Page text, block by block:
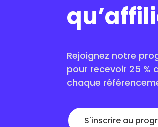
Rejoignez notre
pour recevoir 25 %
chaque
S'inscrire au